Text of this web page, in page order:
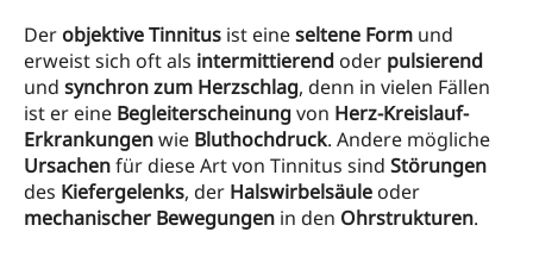
Der objektive Tinnitus ist eineseltene Form und
erweist sich oft als intermittierendoder pulsierend
und synchron zum Herzschlag, denn in vielen Fällen
ist er eine Begleiterscheinungvon Herz-Kreislauf-
Erkrankungenwie Bluthochdruck. Andere mögliche
Ursachenfür diese Art von Tinnitus sind Störungen
des Kiefergelenks, der Halswirbelsäuleoder
mechanischer Bewegungen in den Ohrstrukturen.